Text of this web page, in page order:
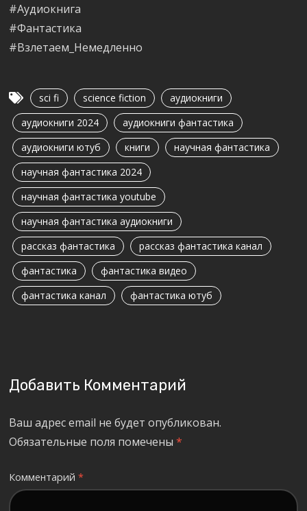
#Аудиокнига
#Фантастика
#Взлетаем_Немедленно
sci fi science fiction
аудиокниги
аудиокниги 2024
аудиокниги фантастика
аудиокниги ютуб
книги
научная фантастика
научная фантастика 2024
научная фантастика youtube
научная фантастика аудиокниги
рассказ фантастика
рассказ фантастика канал
фантастика
фантастика видео
фантастика канал
фантастика ютуб
Добавить Комментарий
Ваш адрес email не будет опубликован.
Обязательные поля помечены*
Комментарий*